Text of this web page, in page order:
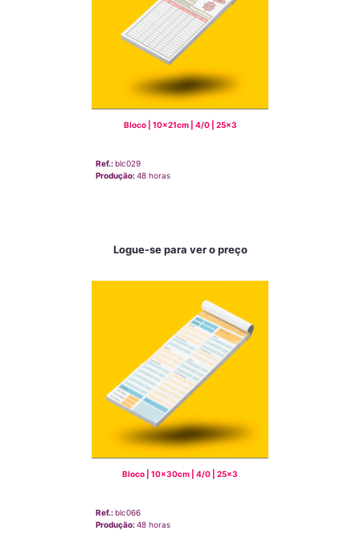
Bloco | 10x21cm | 4/0 | 25x3
Ref.:blc029
Produção:48 horas
Logue-se para ver o preço
Bloco | 10x30cm | 4/0 | 25x3
Ref.:blc066
Produção:48 horas